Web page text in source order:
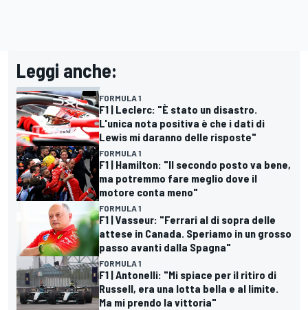
Leggi anche:
FORMULA 1
F1 | Leclerc: "È stato un disastro.
L'unica nota positiva è che i dati di
Lewis mi daranno delle risposte"
FORMULA 1
F1 | Hamilton: "Il secondo posto va bene,
ma potremmo fare meglio dove il
motore conta meno"
FORMULA 1
F1 | Vasseur: "Ferrari al di sopra delle
attese in Canada. Speriamo in un grosso
passo avanti dalla Spagna"
FORMULA 1
F1 | Antonelli: "Mi spiace per il ritiro di
Russell, era una lotta bella e al limite.
Ma mi prendo la vittoria"